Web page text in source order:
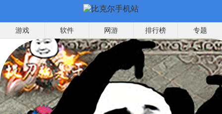
游戏 软件 网游 排行榜 专题